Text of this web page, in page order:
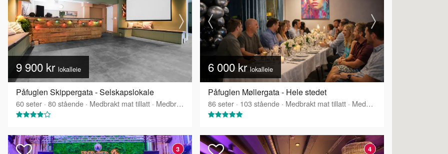
9 900 kr lokalleie
Påfuglen Skippergata - Selskapslokale
60seter · 80stående · Medbrakt mat tillatt · Medbrakt drikke tillatt ·Tilbyr servering
6 000 krlokalleie
Påfuglen Møllergata - Hele stedet
86seter · 103 stående · Medbrakt mat tillatt · Medbrakt drikke tillatt
3 4